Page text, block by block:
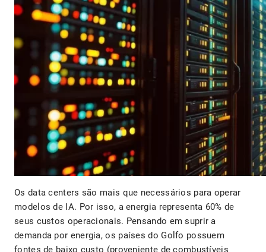
Os data centers são mais que necessários para operar
modelos de IA. Por isso, a energia representa 60% de
seus custos operacionais. Pensando em suprir a
demanda por energia, os países do Golfo possuem
fontes de baixo custo (proveniente de combustíveis